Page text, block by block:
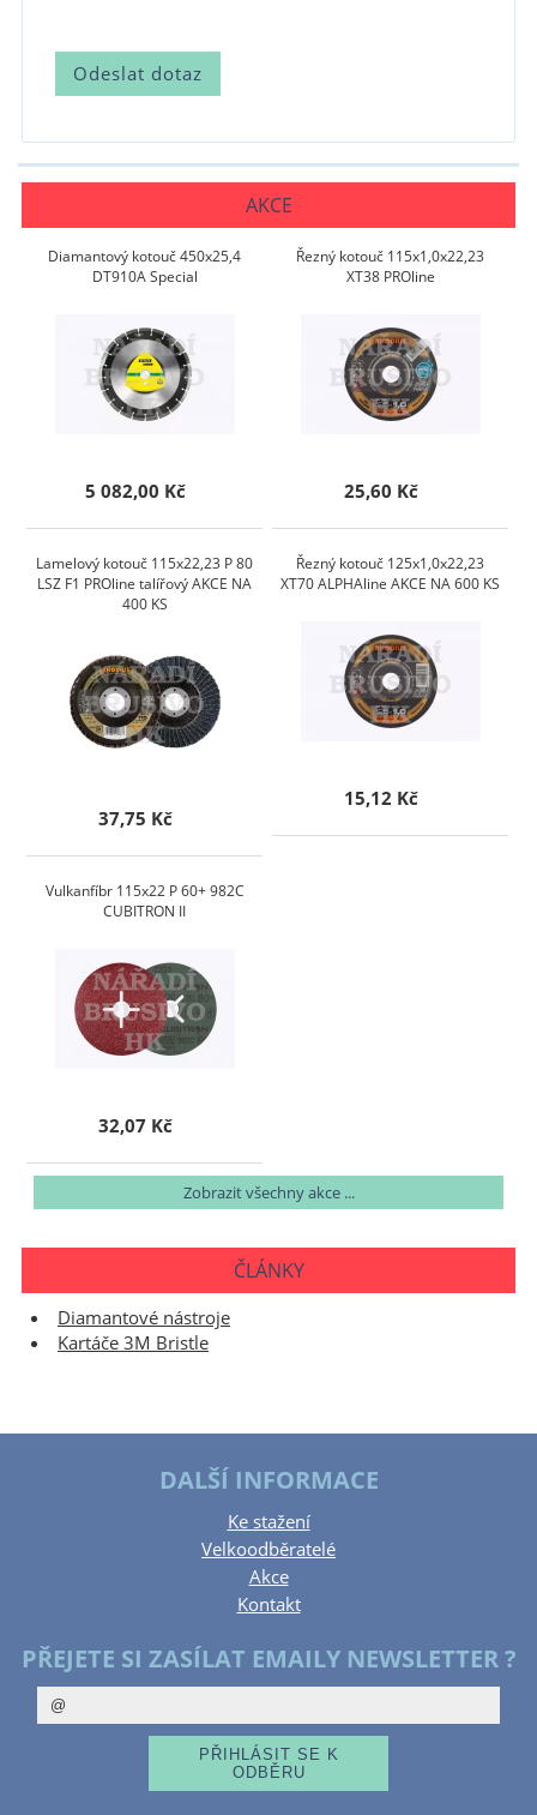
AKCE
Diamantový kotouč 450x25,4
DT910A Special
5 082,00 Kč
Řezný kotouč 115x1,0x22,23
XT38 PROline
25,60 Kč
Lamelový kotouč 115x22,23 P 80
LSZ F1 PROline talířový AKCE NA
400 KS
37,75 Kč
Řezný kotouč 125x1,0x22,23
XT70 ALPHAline AKCE NA 600 KS
15,12 Kč
Vulkanfíbr 115x22 P 60+ 982C
CUBITRON II
32,07 Kč
Zobrazit všechny akce ...
ČLÁNKY
Diamantové nástroje
Kartáče 3M Bristle
DALŠÍ INFORMACE
Ke stažení
Velkoodběratelé
Akce
Kontakt
PŘEJETE SI ZASÍLAT EMAILY NEWSLETTER ?